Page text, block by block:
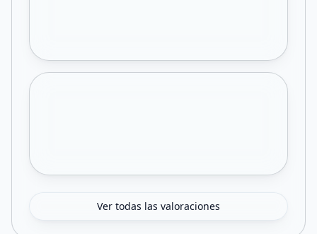
Ver todas las valoraciones